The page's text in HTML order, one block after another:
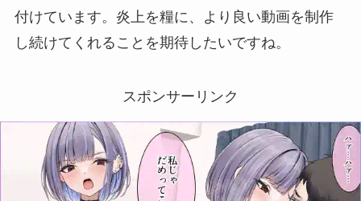
付けています。炎上を糧に、より良い動画を制作
し続けてくれることを期待したいですね。
スポンサーリンク